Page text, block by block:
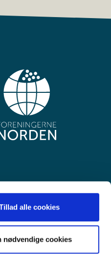
alle cookies
nødvendige cookies